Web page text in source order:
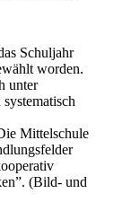
Schuljahr
worden.
unter
Mittelschule
(Bild- und